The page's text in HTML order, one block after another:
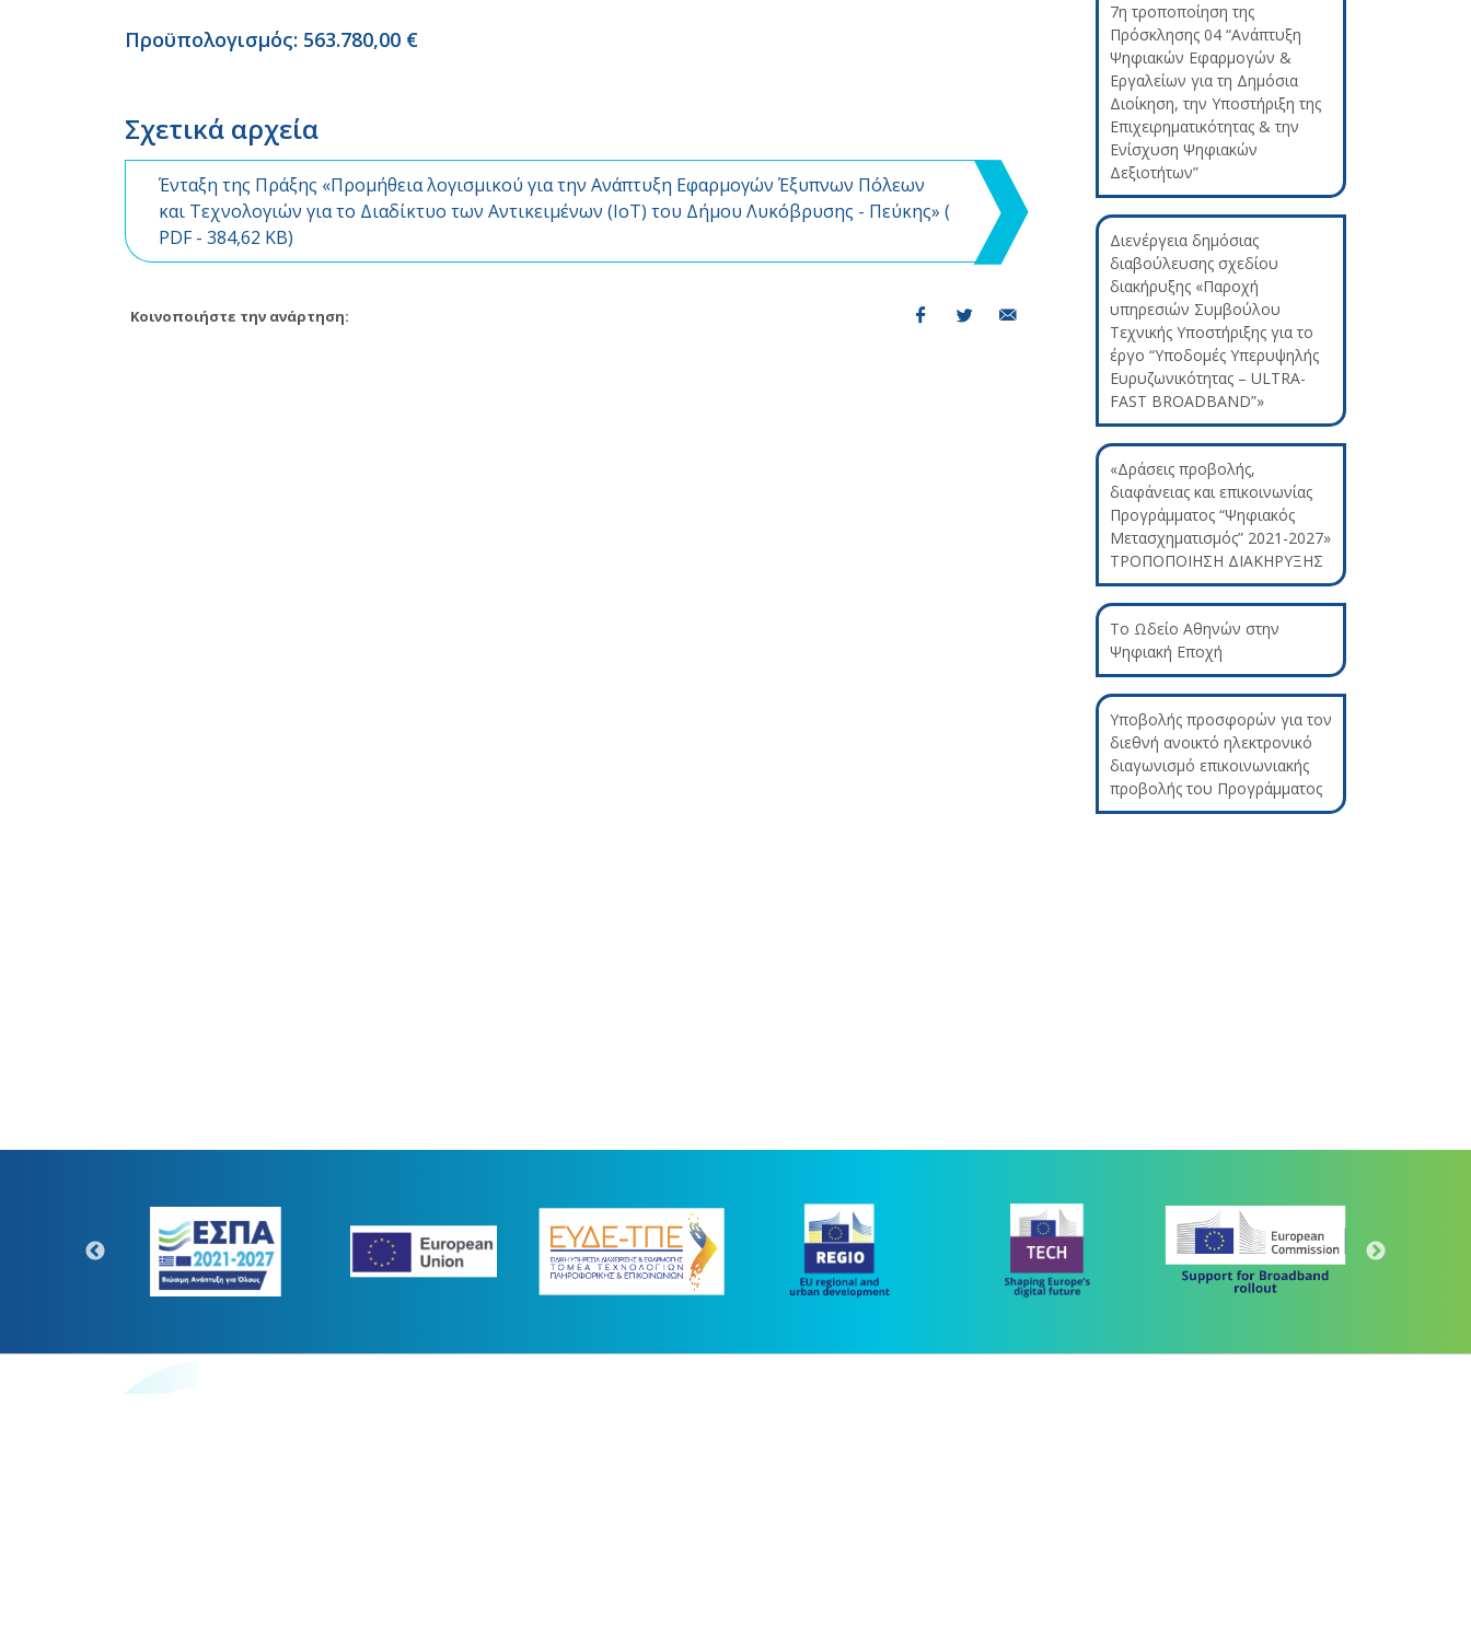
Προϋπολογισμός: 563.780,00 €
Σχετικά αρχεία
Ένταξη της Πράξης «Προμήθεια λογισμικού για την Ανάπτυξη Εφαρμογών Έξυπνων Πόλεων
και Τεχνολογιών για το Διαδίκτυο των Αντικειμένων (IoT) του Δήμου Λυκόβρυσης - Πεύκης» (
PDF- 384,62 KB)
Κοινοποιήστε την ανάρτηση:
7η τροποποίηση της
Πρόσκλησης 04 “Ανάπτυξη
Ψηφιακών Εφαρμογών &
Εργαλείων για τη Δημόσια
Διοίκηση, την Υποστήριξη της
Επιχειρηματικότητας & την
Ενίσχυση Ψηφιακών
Δεξιοτήτων”
Διενέργεια δημόσιας
διαβούλευσης σχεδίου
διακήρυξης «Παροχή
υπηρεσιών Συμβούλου
Τεχνικής Υποστήριξης για το
έργο “Υποδομές Υπερυψηλής
Ευρυζωνικότητας – ULTRA-
FAST BROADBAND”»
«Δράσεις προβολής,
διαφάνειας και επικοινωνίας
Προγράμματος “Ψηφιακός
Μετασχηματισμός” 2021-2027»
ΤΡΟΠΟΠΟΙΗΣΗ ΔΙΑΚΗΡΥΞΗΣ
Το Ωδείο Αθηνών στην
Ψηφιακή Εποχή
Υποβολής προσφορών για τον
διεθνή ανοικτό ηλεκτρονικό
διαγωνισμό επικοινωνιακής
προβολής του Προγράμματος